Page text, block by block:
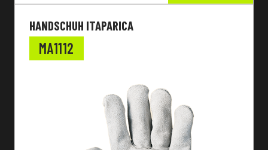
HANDSCHUH ITAPARICA
MA1112